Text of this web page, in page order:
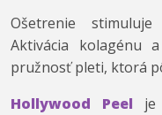
Ošetrenie
Aktivácia kolagénu
pružnosť pleti, ktorá
Hollywood Peel